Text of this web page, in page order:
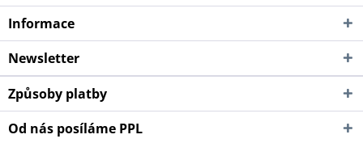
Informace
Newsletter
Způsoby platby
Od nás posíláme PPL